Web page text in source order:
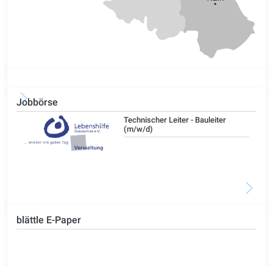
Jobbörse
Technischer Leiter - Bauleiter
(m/w/d)
blättle E-Paper